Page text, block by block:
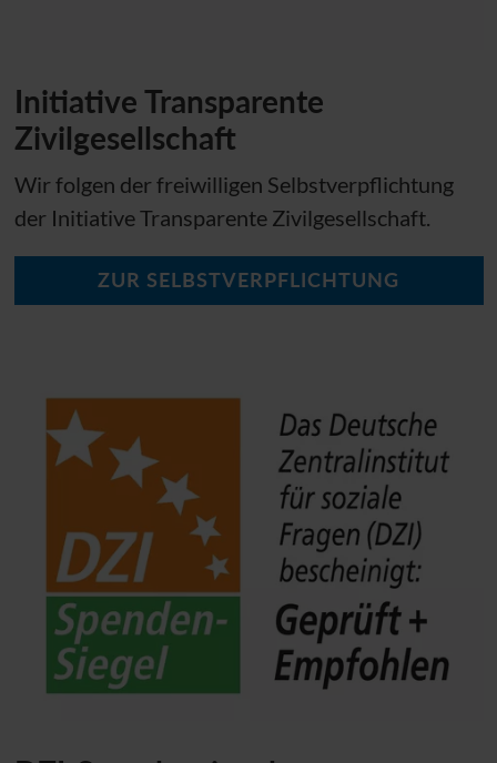
Initiative Transparente
Zivilgesellschaft
Wir folgen der freiwilligen Selbstverpflichtung
der Initiative Transparente Zivilgesellschaft.
ZUR SELBSTVERPFLICHTUNG